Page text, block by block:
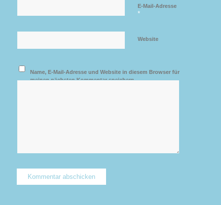
E-Mail-Adresse
*
Website
Name, E-Mail-Adresse und Website in diesem Browser für
meinen nächsten Kommentar speichern.